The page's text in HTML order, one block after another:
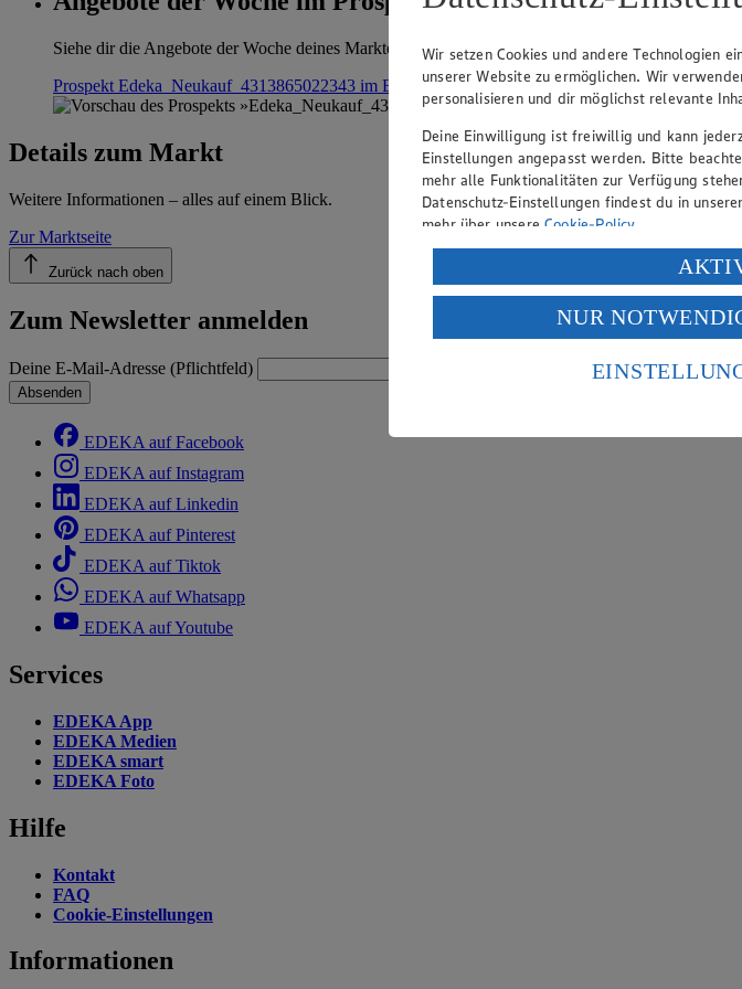
Siehe dir die Angebote der Woche deines Marktes im digitalen Blätterkatalog an.
Prospekt Edeka_Neukauf_4313865022343 im BrowserAnsehen
Details zum Markt
Weitere Informationen – alles auf einem Blick.
Zur Marktseite
Zurück nach oben
Zum Newsletter anmelden
Deine E-Mail-Adresse (Pflichtfeld)
Absenden
EDEKA auf Facebook
EDEKA auf Instagram
EDEKA auf Linkedin
EDEKA auf Pinterest
EDEKA auf Tiktok
EDEKA auf Whatsapp
EDEKA auf Youtube
Services
EDEKA App
EDEKA Medien
EDEKA smart
EDEKA Foto
Hilfe
Kontakt
FAQ
Cookie-Einstellungen
Informationen
Wir setzen Cookies und andere Technologien
unserer Website zu ermöglichen. Wir
personalisieren und dir möglichst relevante
Deine Einwilligung ist freiwillig und kann
Einstellungen angepasst werden. Bitte
mehr alle Funktionalitäten zur Verfügung
Datenschutz-Einstellungen findest du in unserer
mehr über unsereCookie-Policy.
Verarbeitung deiner personenbezogenen
Wenn du auf „Aktivieren“ klickst, willigst du
ein, dass deine Daten in den USA verarbeitet
einem nach europäischen Standards nicht
Risiko eines Zugriffs durch US-amerikanische
NUR